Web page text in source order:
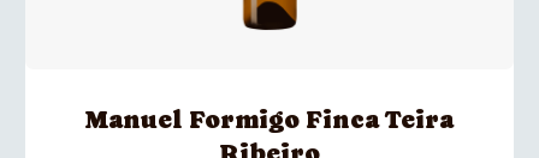
Manuel Formigo Finca Teira